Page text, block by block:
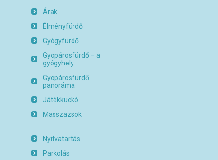
Árak
Élményfürdő
Gyógyfürdő
Gyopárosfürdő – a
gyógyhely
Gyopárosfürdő
panoráma
Játékkuckó
Masszázsok
Nyitvatartás
Parkolás